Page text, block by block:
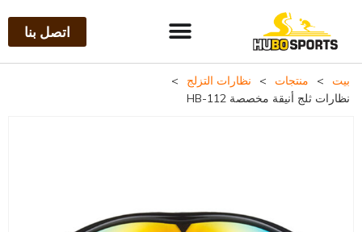
اتصل بنا
بيت > منتجات > نظارات التزلج
>
نظارات ثلج أنيقة مخصصة HB-112